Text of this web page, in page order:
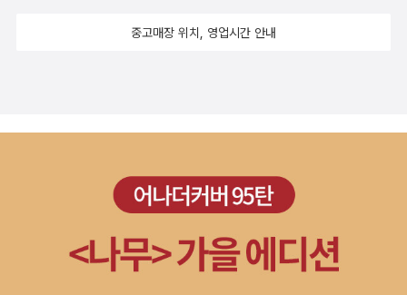
창구가 전혀 없던 저에게 이 책은 가지고만 있어도 든든한 훌륭한
다 작가님의 열정이 느껴져서 굉장히 많은 도전을 받았습니다. 올
리오 기획을 더 잘 할수 있을까?에 대한 고민이 담겨있는 책인 것
자로 현업에서 종사하는 분들이 읽어도 많은 것을 얻어갈 수 있을
것 같아요.포트폴리오에 대한 내용도 한 목차로 할애한 것을 보고
깊은 감명을 받았어요. 포트폴리오는 취준생들이 가장 고민하고
궁금해하는 부분인데 그것을 전부 공개하는 것을 보고 아낌없는
중고매장 위치, 영업시간 안내